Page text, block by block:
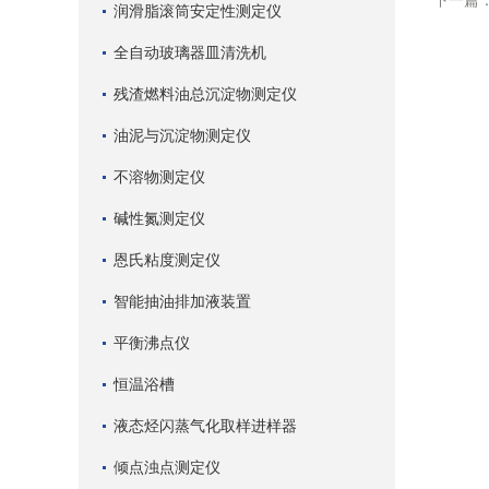
润滑脂滚筒安定性测定仪
全自动玻璃器皿清洗机
残渣燃料油总沉淀物测定仪
油泥与沉淀物测定仪
不溶物测定仪
碱性氮测定仪
恩氏粘度测定仪
智能抽油排加液装置
平衡沸点仪
恒温浴槽
液态烃闪蒸气化取样进样器
倾点浊点测定仪